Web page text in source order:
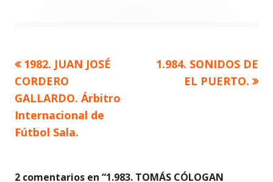
Navegación
de
entradas
Artículo
anterior
1982. JUAN JOSÉ
CORDERO
GALLARDO. Árbitro
Internacional de
Fútbol Sala.
Artículo
siguiente
1.984. SONIDOS DE
EL PUERTO.
2 comentarios en “1.983. TOMÁS CÓLOGAN